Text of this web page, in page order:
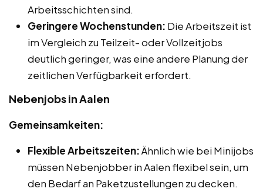
Arbeitsschichten sind.
Geringere Wochenstunden: Die Arbeitszeit ist
im Vergleich zu Teilzeit- oder Vollzeitjobs
deutlich geringer, was eine andere Planung der
zeitlichen Verfügbarkeit erfordert.
Nebenjobs in Aalen
Gemeinsamkeiten:
Flexible Arbeitszeiten:Ähnlich wie bei Minijobs
müssen Nebenjobber in Aalen flexibel sein, um
den Bedarf an Paketzustellungen zu decken.